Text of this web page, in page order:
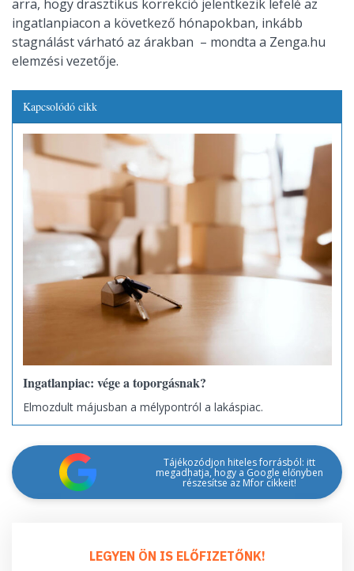
arra, hogy drasztikus korrekció jelentkezik lefelé az
ingatlanpiacon a következő hónapokban, inkább
stagnálást várható az árakban – mondta a Zenga.hu
elemzési vezetője.
Kapcsolódó cikk
Ingatlanpiac: vége a toporgásnak?
Elmozdult májusban a mélypontról a lakáspiac.
Tájékozódjon hiteles forrásból: itt
megadhatja, hogy a Google előnyben
részesítse az Mfor cikkeit!
LEGYEN ÖN IS ELŐFIZETŐNK!